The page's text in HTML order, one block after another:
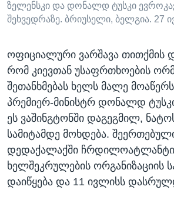
ᲓᲔᲖᲘᲜᲤᲝᲠᲛᲐᲪᲘᲐ
ზელენსკი და დონალდ ტუსკი
შეხვედრაზე. ბრიუსელი, ბელგია. 27
ოფიციალური ვარშავა თითქმის
რომ კიევთან უსაფრთხოების
შეთანხმებას ხელს მალე
პრემიერ-მინისტრ დონალდ
ეს ვაშინგტონში დაგეგმილ,
სამიტამდე მოხდება.
დედაქალაქში
ხელშეკრულების ორგანიზაციის
დაიწყება და 11 ივლისს